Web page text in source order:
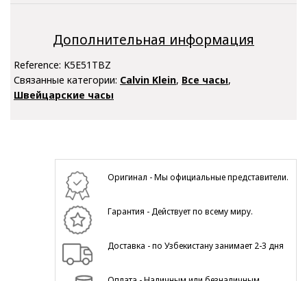
Дополнительная информация
Reference: K5E51TBZ
Связанные категории: Calvin Klein, Все часы,
Швейцарские часы
Оригинал - Мы официальные представители.
Гарантия - Действует по всему миру.
Доставка - по Узбекистану занимает 2-3 дня